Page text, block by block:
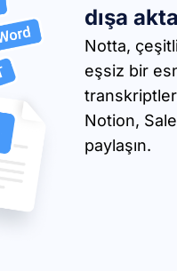
dışa
Notta,
eşsiz bir
Notion,
paylaşın.